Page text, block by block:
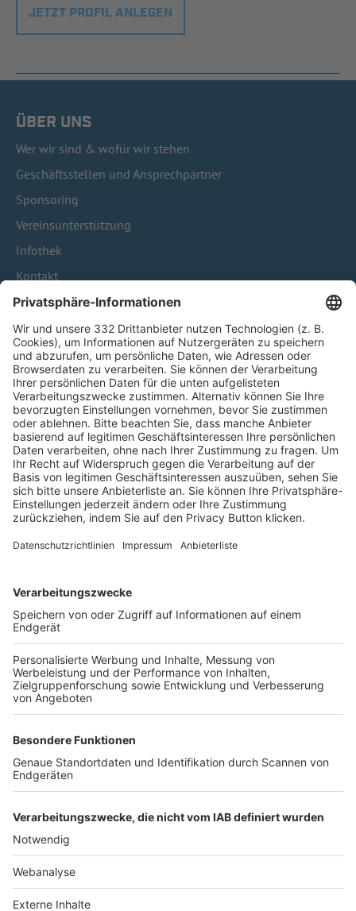
JETZT PROFIL ANLEGEN
ÜBER UNS
Wer wir sind & wofür wir stehen
Geschäftsstellen und Ansprechpartner
Sponsoring
Vereinsunterstützung
Infothek
Kontakt
HÄUFIG BESUCHTE SEITEN
Pässe und Vereinswechsel
Trainerausbildung
Schulungsangebot Vereinsmitarbeiter
BFV-Geschäftsstellen
Trainerbörse
Login SpielPlus
FOLGE DEM BFV
TOP-VEREINE
TOP-PARTNER
Nutzungsbedingungen Datenschutz Impressum